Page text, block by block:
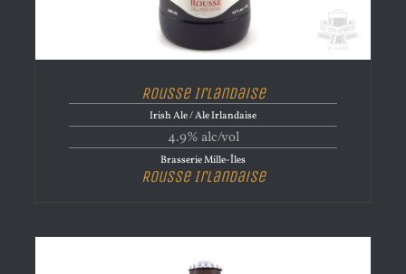
Rousse Irlandaise
Irish Ale / Ale Irlandaise
4.9% alc/vol
Brasserie Mille-Îles
Rousse Irlandaise